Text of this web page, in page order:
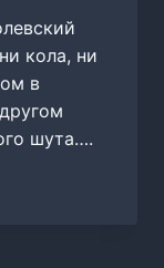
кола, ни
в
шута….